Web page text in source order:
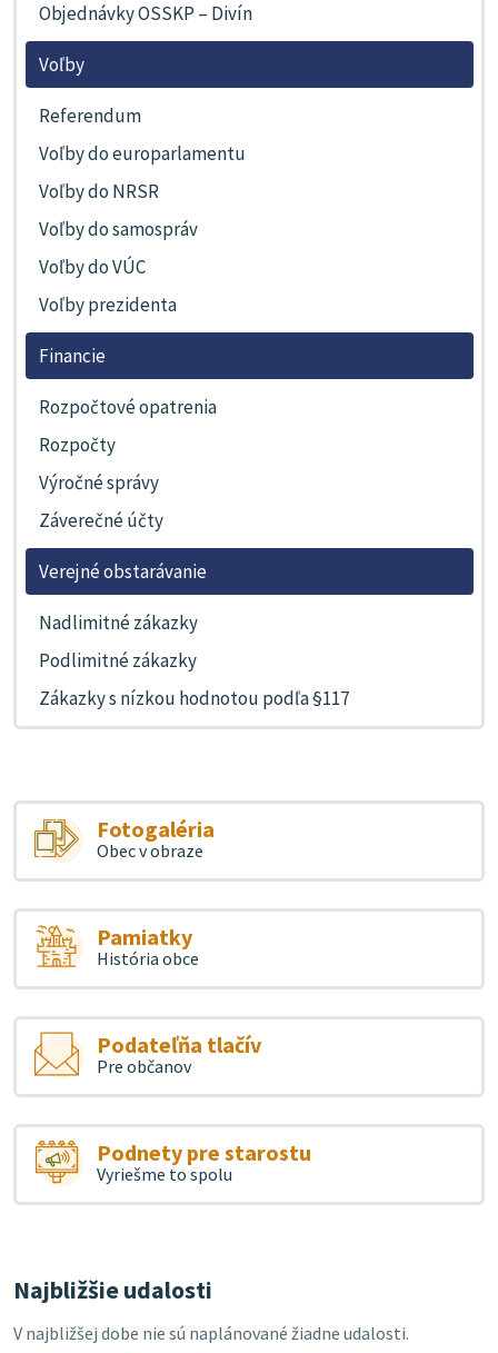
Objednávky OSSKP – Divín
Voľby
Referendum
Voľby do europarlamentu
Voľby do NRSR
Voľby do samospráv
Voľby do VÚC
Voľby prezidenta
Financie
Rozpočtové opatrenia
Rozpočty
Výročné správy
Záverečné účty
Verejné obstarávanie
Nadlimitné zákazky
Podlimitné zákazky
Zákazky s nízkou hodnotou podľa §117
Fotogaléria
Obec v obraze
Pamiatky
História obce
Podateľňa tlačív
Pre občanov
Podnety pre starostu
Vyriešme to spolu
Najbližšie udalosti
V najbližšej dobe nie sú naplánované žiadne udalosti.